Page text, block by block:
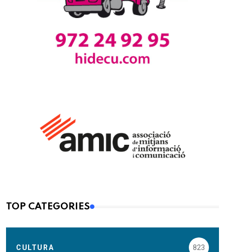
TOP CATEGORIES
CULTURA 823